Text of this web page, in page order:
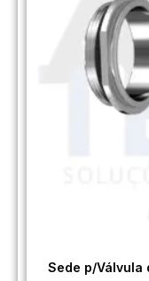
Sede p/Válvula